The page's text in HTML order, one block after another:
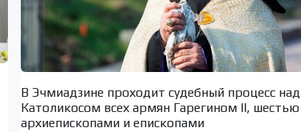
В Эчмиадзине проходит судебный процесс над
Католикосом всех армян Гарегином II, шестью
архиепископами и епископами